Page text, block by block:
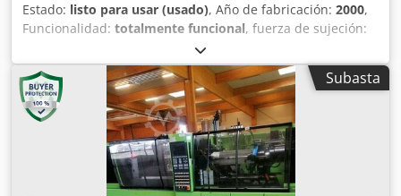
Estado: listo para usar (usado), Año de fabricación: 2000,
Funcionalidad: totalmente funcional, fuerza de sujeción:
, modelo de controlador:
mínimo – venta garantizada al mejor postor! DETALLES
TÉCNICOS Fuerza de cierre: 125 t Cilindro H: 35 Cilindro V:
18 Credpfxey Exc Is Ahlef DETALLES DE LA MÁQUINA
Control: CC100 EQUIPAMIENTO 1x extracción hidráulica de
núcleo BAP 1x conexión hidráulica proporcional para plato
de índice BAP 16x zonas de calentamiento (HK) 2x placas
de sujeción magnéticas para BAP y FAP Nota: Al comprar
Subasta